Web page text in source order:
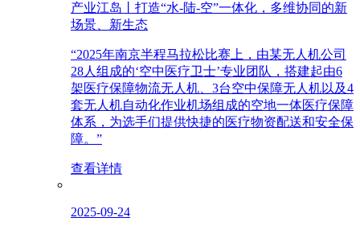
产业江岛丨打造“水-陆-空”一体化，多维协同的新
场景、新生态
“2025年南京半程马拉松比赛上，由某无人机公司
28人组成的‘空中医疗卫士’专业团队，搭建起由6
架医疗保障物流无人机、3台空中保障无人机以及4
套无人机自动化作业机场组成的空地一体医疗保障
体系，为选手们提供快捷的医疗物资配送和安全保
障。”
查看详情
2025-09-24